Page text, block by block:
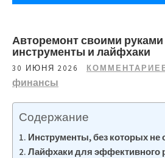
Авторемонт своими руками
инструменты и лайфхаки
30 ИЮНЯ 2026
финансы
Содержание
Инструменты, без которых не
Лайфхаки для эффективного